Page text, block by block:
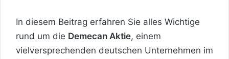
In diesem Beitrag erfahren Sie alles Wichtige
rund um die Demecan Aktie, einem
vielversprechenden deutschen Unternehmen im